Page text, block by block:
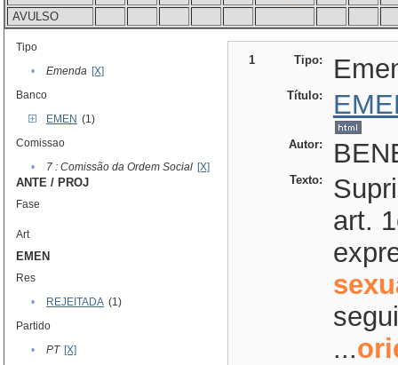
AVULSO
Tipo
•
Emenda [X]
Banco
EMEN (1)
Comissao
•
7 : Comissão da Ordem Social [X]
ANTE / PROJ
Fase
Art
EMEN
Res
•
REJEITADA (1)
Partido
•
PT [X]
1 Tipo:
Título:
Autor:
Texto:
art.
...